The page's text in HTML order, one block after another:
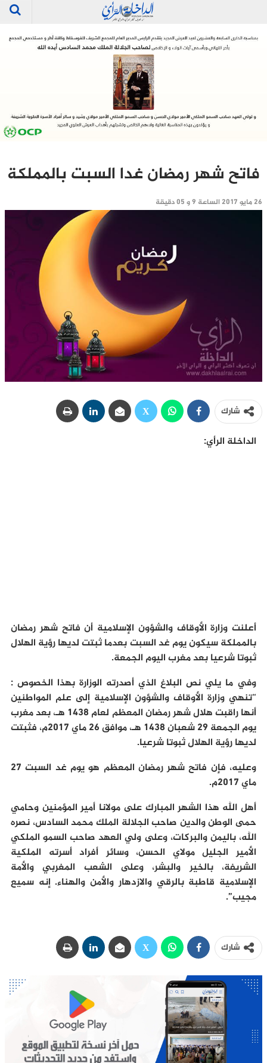
فاتح شهر رمضان غدا السبت بالمملكة
26 مايو 2017 الساعة 9 و 05 دقيقة
شارك
الداخلة الرأي:
أعلنت وزارة الأوقاف والشؤون الإسلامية أن فاتح شهر رمضان
بالمملكة سيكون يوم غد السبت بعدما ثبتت لديها رؤية الهلال
ثبوتا شرعيا بعد مغرب اليوم الجمعة.
وفي ما يلي نص البلاغ الذي أصدرته الوزارة بهذا الخصوص :
“تنهي وزارة الأوقاف والشؤون الإسلامية إلى علم المواطنين
أنها راقبت هلال شهر رمضان المعظم لعام 1438 هـ، بعد مغرب
يوم الجمعة 29 شعبان 1438 هـ، موافق 26 ماي 2017م، فثبتت
لديها رؤية الهلال ثبوتا شرعيا.
وعليه، فإن فاتح شهر رمضان المعظم هو يوم غد السبت 27
ماي 2017م.
أهل الله هذا الشهر المبارك على مولانا أمير المؤمنين وحامي
حمى الوطن والدين صاحب الجلالة الملك محمد السادس، نصره
الله، باليمن والبركات، وعلى ولي العهد صاحب السمو الملكي
الأمير الجليل مولاي الحسن، وسائر أفراد أسرته الملكية
الشريفة، بالخير والبشر، وعلى الشعب المغربي والأمة
الإسلامية قاطبة بالرقي والازدهار والأمن والهناء. إنه سميع
مجيب”.
شارك